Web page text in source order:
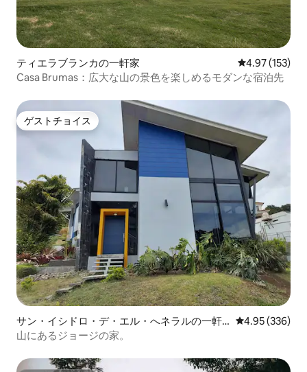
ティエラブランカの一軒家 レビュー153
4.97 (153)
Casa Brumas：広大な山の景色を楽しめるモダンな宿泊先
ゲストチョイス
ゲストチョイス
サン・イシドロ・デ・エル・へネラルの一軒
家
レビュー336
4.95 (336)
山にあるジョージの家。